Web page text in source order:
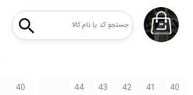
40 40
41
42
43
44